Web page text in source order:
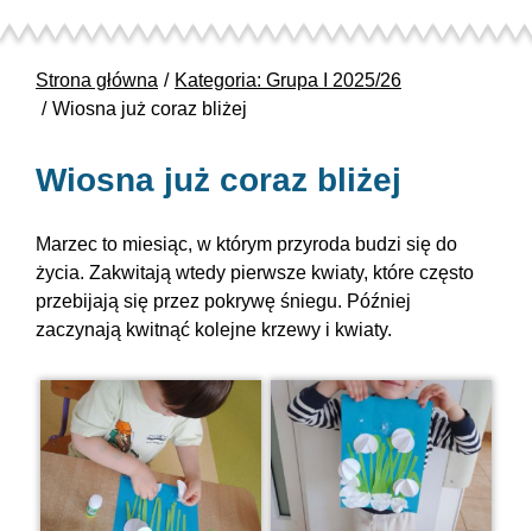
Strona główna
Kategoria: Grupa I 2025/26
Wiosna już coraz bliżej
Wiosna już coraz bliżej
Marzec to miesiąc, w którym przyroda budzi się do
życia. Zakwitają wtedy pierwsze kwiaty, które często
przebijają się przez pokrywę śniegu. Później
zaczynają kwitnąć kolejne krzewy i kwiaty.